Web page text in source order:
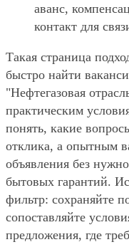
аванс,
контакт для
Такая страница
быстро найти
"Нефтегазовая
практическим
понять, какие
отклика, а опытным
объявления без
бытовых гарантий.
фильтр: сохраняйте
сопоставляйте
предложения, где